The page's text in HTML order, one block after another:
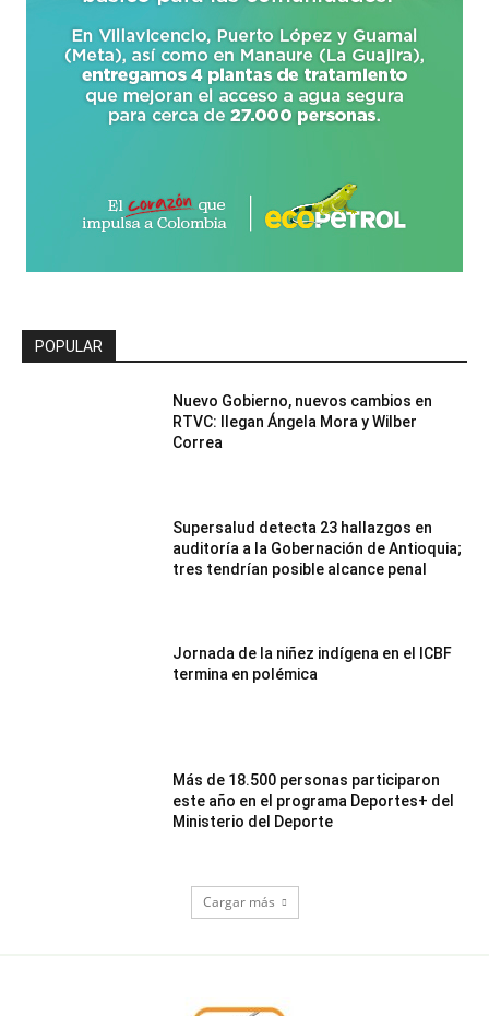
POPULAR
Nuevo Gobierno, nuevos cambios en
RTVC: llegan Ángela Mora y Wilber
Correa
Supersalud detecta 23 hallazgos en
auditoría a la Gobernación de Antioquia;
tres tendrían posible alcance penal
Jornada de la niñez indígena en el ICBF
termina en polémica
Más de 18.500 personas participaron
este año en el programa Deportes+ del
Ministerio del Deporte
Cargar más